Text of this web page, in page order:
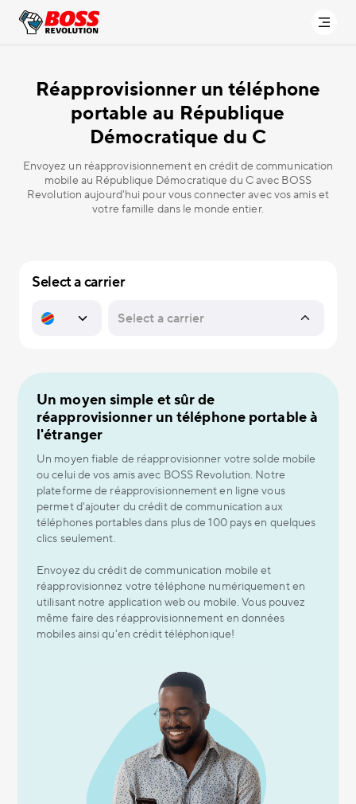
Réapprovisionner un téléphone
portableau République
Démocratique du C
Envoyez un réapprovisionnement en crédit de communication
mobile au République Démocratique du C avec BOSS
Revolution aujourd'hui pour vous connecter avec vos amis et
votre famille dans le monde entier.
Select a carrier
Un moyen simple et sûr de
réapprovisionner un téléphone portable à
l'étranger
Un moyen fiable de réapprovisionner votre solde mobile
ou celui de vos amis avec BOSS Revolution. Notre
plateforme de réapprovisionnement en ligne vous
permet d'ajouter du crédit de communication aux
téléphones portables dans plus de 100 pays en quelques
clics seulement.
Envoyez du crédit de communication mobile et
réapprovisionnez votre téléphone numériquement en
utilisant notre application web ou mobile. Vous pouvez
même faire des réapprovisionnement en données
mobiles ainsi qu'en crédit téléphonique!